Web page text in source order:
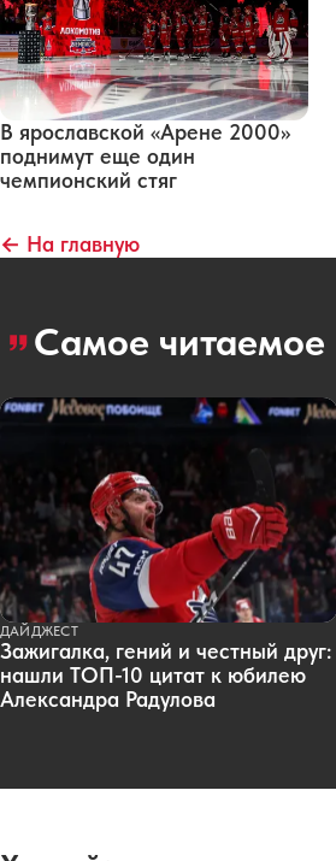
В ярославской «Арене 2000»
поднимут еще один
чемпионский стяг
← На главную
Самое читаемое
ДАЙДЖЕСТ
Зажигалка, гений и честный друг:
нашли ТОП-10 цитат к юбилею
Александра Радулова